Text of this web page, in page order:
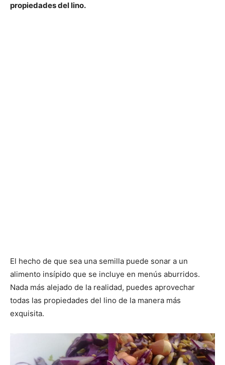
propiedades del lino.
El hecho de que sea una semilla puede sonar a un
alimento insípido que se incluye en menús aburridos.
Nada más alejado de la realidad, puedes aprovechar
todas las propiedades del lino de la manera más
exquisita.